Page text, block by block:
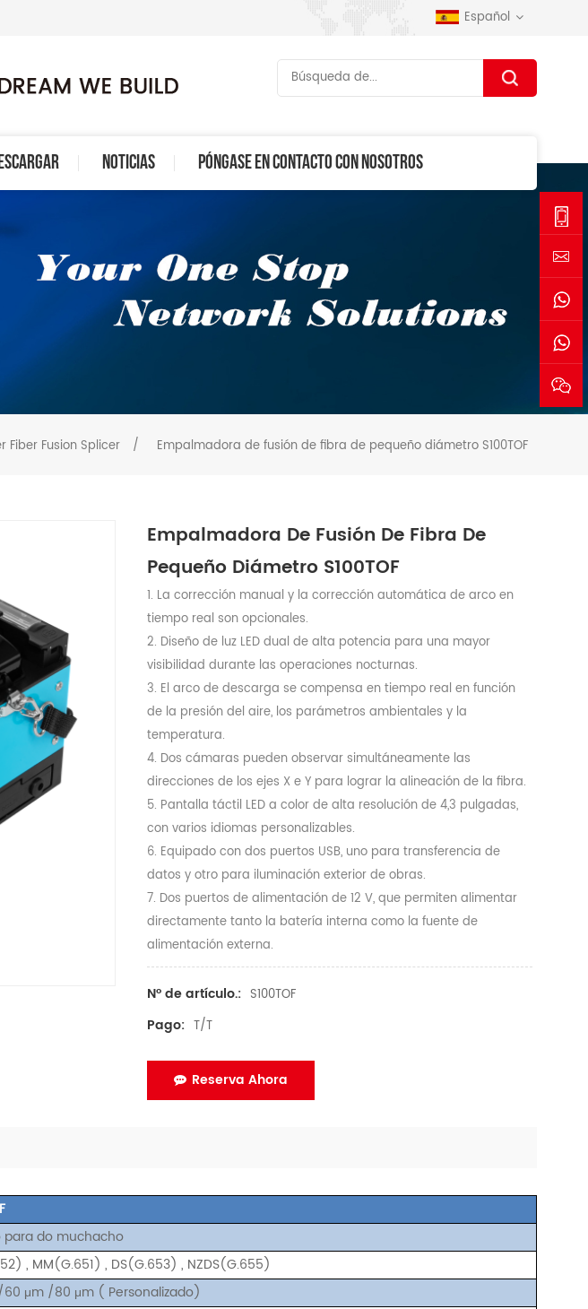
Español
NOTICIAS PÓNGASE EN CONTACTO CON NOSOTROS
Fiber Fusion Splicer / Empalmadora de fusión de fibra de pequeño diámetro S100TOF
Empalmadora De Fusión De Fibra De
Pequeño Diámetro S100TOF
1. La corrección manual y la corrección automática de arco en
tiempo real son opcionales.
2. Diseño de luz LED dual de alta potencia para una mayor
visibilidad durante las operaciones nocturnas.
3. El arco de descarga se compensa en tiempo real en función
de la presión del aire, los parámetros ambientales y la
temperatura.
4. Dos cámaras pueden observar simultáneamente las
direcciones de los ejes X e Y para lograr la alineación de la fibra.
5. Pantalla táctil LED a color de alta resolución de 4,3 pulgadas,
con varios idiomas personalizables.
6. Equipado con dos puertos USB, uno para transferencia de
datos y otro para iluminación exterior de obras.
7. Dos puertos de alimentación de 12 V, que permiten alimentar
directamente tanto la batería interna como la fuente de
alimentación externa.
Nº de artículo.: S100TOF
Pago: T/T
Reserva Ahora
parado muchacho
, MM(G.651) , DS(G.653) , NZDS(G.655)
μm /80 μm ( Personalizado)
+86-